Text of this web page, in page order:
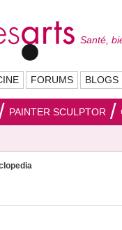
Santé,
FORUMS BLOGS
PAINTER SCULPTOR